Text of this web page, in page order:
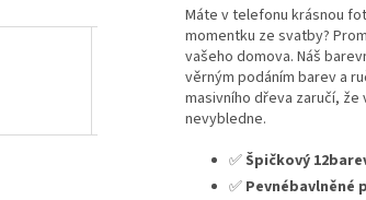
Máte v telefonu krásnou
momentku ze svatby?
vašeho domova. Náš
věrným podáním barev a
masivního dřeva zaručí,
nevybledne.
✅Špičkový
✅ Pevnébavlněné